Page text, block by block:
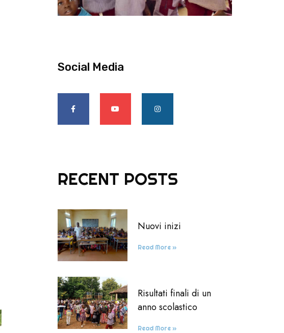
Social Media
RECENT POSTS
Nuovi inizi
Read More »
Risultati finali di un
anno scolastico
Read More »